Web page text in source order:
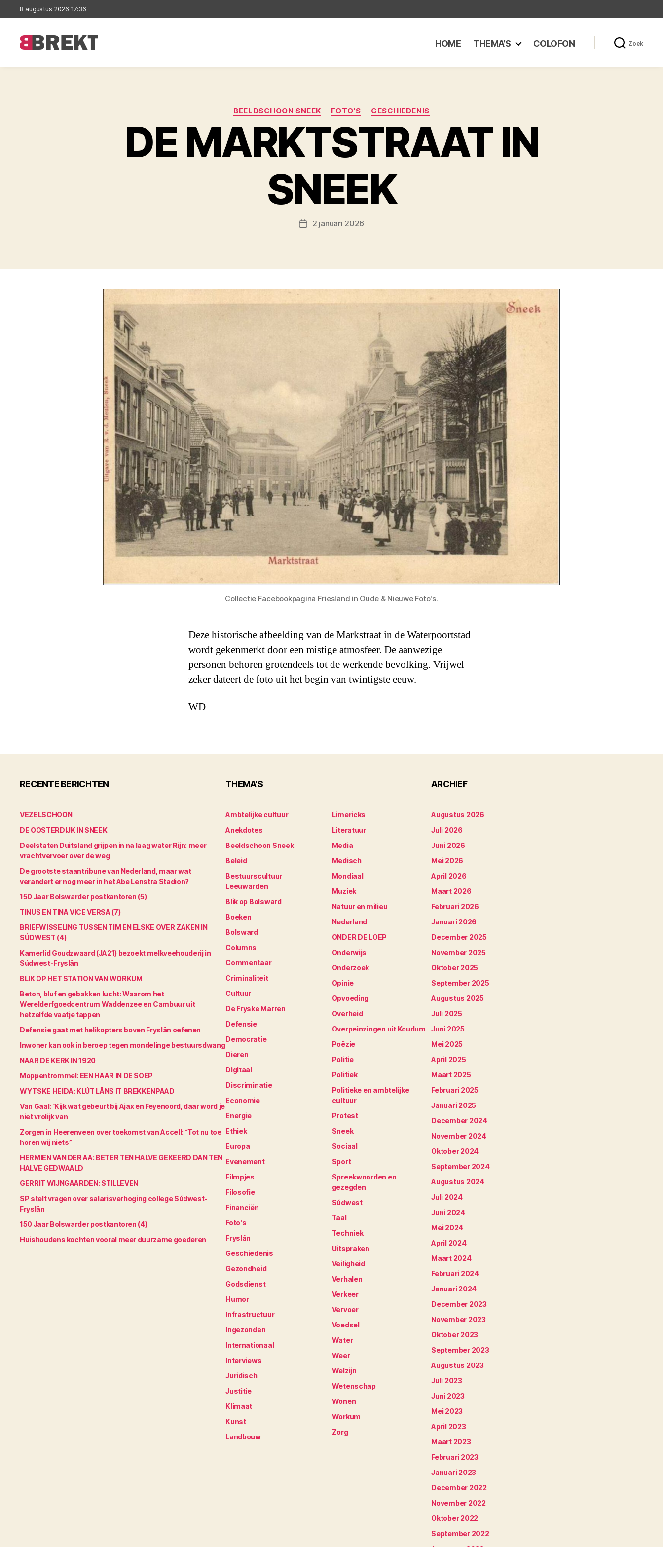
8 augustus 2026 17:36
HOME THEMA’S COLOFON Zoek
Categorieën
BEELDSCHOON SNEEK FOTO'S GESCHIEDENIS
DE MARKTSTRAAT IN
SNEEK
Berichtdatum
2 januari 2026
Collectie Facebookpagina Friesland in Oude & Nieuwe Foto's.
Deze historische afbeelding van de Markstraat in de Waterpoortstad
wordt gekenmerkt door een mistige atmosfeer. De aanwezige
personen behoren grotendeels tot de werkende bevolking. Vrijwel
zeker dateert de foto uit het begin van twintigste eeuw.
WD
RECENTE BERICHTEN
VEZELSCHOON
DE OOSTERDIJK IN SNEEK
Deelstaten Duitsland grijpen in na laag water Rijn: meer
vrachtvervoer over de weg
De grootste staantribune van Nederland, maar wat
verandert er nog meer in het Abe Lenstra Stadion?
150 Jaar Bolswarder postkantoren (5)
TINUS EN TINA VICE VERSA (7)
BRIEFWISSELING TUSSEN TIM EN ELSKE OVER ZAKEN IN
SÚDWEST (4)
Kamerlid Goudzwaard (JA21) bezoekt melkveehouderij in
Súdwest-Fryslân
BLIK OP HET STATION VAN WORKUM
Beton, bluf en gebakken lucht: Waarom het
Werelderfgoedcentrum Waddenzee en Cambuur uit
hetzelfde vaatje tappen
Defensie gaat met helikopters boven Fryslân oefenen
Inwoner kan ook in beroep tegen mondelinge bestuursdwang
NAAR DE KERK IN 1920
Moppentrommel: EEN HAAR IN DE SOEP
WYTSKE HEIDA: KLÚT LÂNS IT BREKKENPAAD
Van Gaal: ‘Kijk wat gebeurt bij Ajax en Feyenoord, daar word je
niet vrolijk van
Zorgen in Heerenveen over toekomst van Accell: “Tot nu toe
horen wij niets”
HERMIEN VAN DER AA: BETER TEN HALVE GEKEERD DAN TEN
HALVE GEDWAALD
GERRIT WIJNGAARDEN: STILLEVEN
SP stelt vragen over salarisverhoging college Súdwest-
Fryslân
150 Jaar Bolswarder postkantoren (4)
Huishoudens kochten vooral meer duurzame goederen
THEMA'S
Ambtelijke cultuur
Anekdotes
Beeldschoon Sneek
Beleid
Bestuurscultuur
Leeuwarden
Blik op Bolsward
Boeken
Bolsward
Columns
Commentaar
Criminaliteit
Cultuur
De Fryske Marren
Defensie
Democratie
Dieren
Digitaal
Discriminatie
Economie
Energie
Ethiek
Europa
Evenement
Filmpjes
Filosofie
Financiën
Foto's
Fryslân
Geschiedenis
Gezondheid
Godsdienst
Humor
Infrastructuur
Ingezonden
Internationaal
Interviews
Juridisch
Justitie
Klimaat
Kunst
Landbouw
Limericks
Literatuur
Media
Medisch
Mondiaal
Muziek
Natuur en milieu
Nederland
ONDER DE LOEP
Onderwijs
Onderzoek
Opinie
Opvoeding
Overheid
Overpeinzingen uit Koudum
Poëzie
Politie
Politiek
Politieke en ambtelijke
cultuur
Protest
Sneek
Sociaal
Sport
Spreekwoorden en
gezegden
Súdwest
Taal
Techniek
Uitspraken
Veiligheid
Verhalen
Verkeer
Vervoer
Voedsel
Water
Weer
Welzijn
Wetenschap
Wonen
Workum
Zorg
ARCHIEF
Augustus 2026
Juli 2026
Juni 2026
Mei 2026
April 2026
Maart 2026
Februari 2026
Januari 2026
December 2025
November 2025
Oktober 2025
September 2025
Augustus 2025
Juli 2025
Juni 2025
Mei 2025
April 2025
Maart 2025
Februari 2025
Januari 2025
December 2024
November 2024
Oktober 2024
September 2024
Augustus 2024
Juli 2024
Juni 2024
Mei 2024
April 2024
Maart 2024
Februari 2024
Januari 2024
December 2023
November 2023
Oktober 2023
September 2023
Augustus 2023
Juli 2023
Juni 2023
Mei 2023
April 2023
Maart 2023
Februari 2023
Januari 2023
December 2022
November 2022
Oktober 2022
September 2022